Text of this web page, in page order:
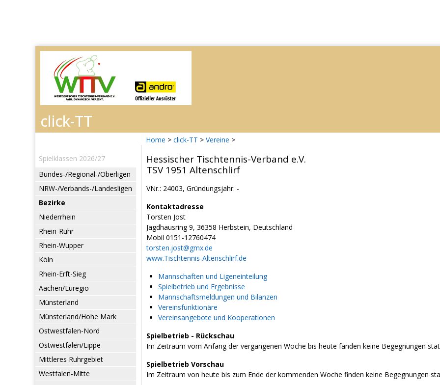
Home > click-TT > Vereine >
Spielklassen 2026/27
Bundes-/Regional-/Oberligen
NRW-/Verbands-/Landesligen
Bezirke
Niederrhein
Rhein-Ruhr
Rhein-Wupper
Köln
Rhein-Erft-Sieg
Aachen/Euregio
Münsterland
Münsterland/Hohe Mark
Ostwestfalen-Nord
Ostwestfalen/Lippe
Mittleres Ruhrgebiet
Westfalen-Mitte
Hessischer Tischtennis-Verband e.V.
TSV 1951 Altenschlirf
VNr.: 24003, Gründungsjahr: -
Kontaktadresse
Torsten Jost
Jagdhausring 9, 36358 Herbstein, Deutschland
Mobil 0151-12760474
torsten.jost@gmx.de
www.Tischtennis-Altenschlirf.de
Mannschaften und Ligeneinteilung
Spielbetrieb und Ergebnisse
Mannschaftsmeldungen und Bilanzen
Vereinsfunktionäre
Vereinsangebote und Kooperationen
Spielbetrieb - Rückschau
Im Zeitraum vom Anfang der vergangenen Woche bis heute fanden keine Begegnungen
Spielbetrieb Vorschau
Im Zeitraum von heute bis zum Ende der kommenden Woche finden keine Begegnungen